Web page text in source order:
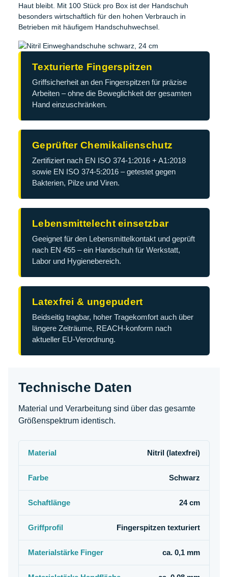
Haut bleibt. Mit 100 Stück pro Box ist der Handschuh
besonders wirtschaftlich für den hohen Verbrauch in
Betrieben mit häufigem Handschuhwechsel.
Texturierte Fingerspitzen
Griffsicherheit an den Fingerspitzen für präzise
Arbeiten – ohne die Beweglichkeit der gesamten
Hand einzuschränken.
Geprüfter Chemikalienschutz
Zertifiziert nach EN ISO 374-1:2016 + A1:2018
sowie EN ISO 374-5:2016 – getestet gegen
Bakterien, Pilze und Viren.
Lebensmittelecht einsetzbar
Geeignet für den Lebensmittelkontakt und geprüft
nach EN 455 – ein Handschuh für Werkstatt,
Labor und Hygienebereich.
Latexfrei & ungepudert
Beidseitig tragbar, hoher Tragekomfort auch über
längere Zeiträume, REACH-konform nach
aktueller EU-Verordnung.
Technische Daten
Material und Verarbeitung sind über das gesamte
Größenspektrum identisch.
Material Nitril (latexfrei)
Farbe Schwarz
Schaftlänge 24 cm
Griffprofil Fingerspitzen texturiert
Materialstärke Finger ca. 0,1 mm